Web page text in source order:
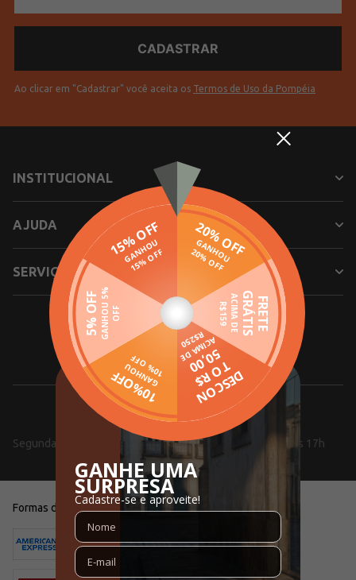
Ao clicar em "Cadastrar" você aceita os Termos de Uso da Pompéia
INSTITUCIONAL
AJUDA
SERVIÇOS
SIGA NOSSAS REDES SOCIAIS
0800 000 5353
Segunda a Sexta, das 08h às 18h e aos Sábados, das 10h às 17h
Formas de pagamento